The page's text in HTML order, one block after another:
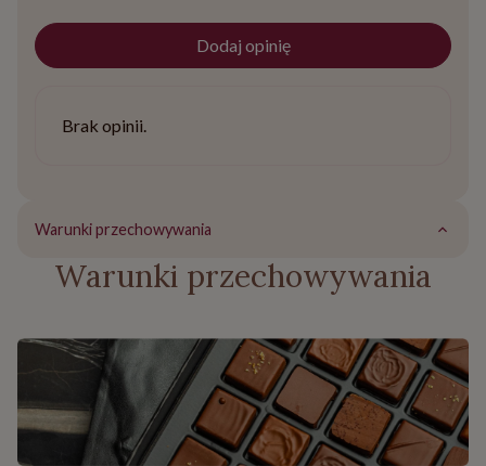
Dodaj opinię
Brak opinii.
Warunki przechowywania
Warunki przechowywania